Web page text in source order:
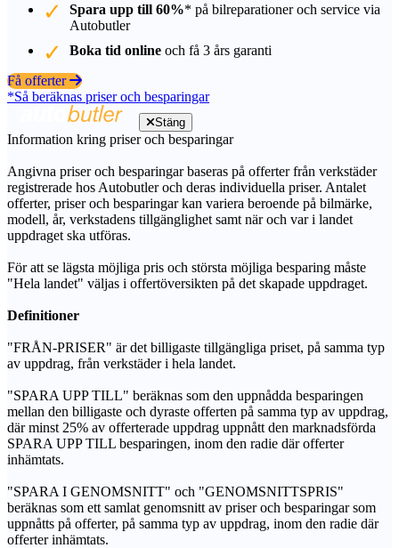
Spara upp till 60%* på bilreparationer och service via
Autobutler
Boka tid online och få 3 års garanti
Få offerter
*Så beräknas priser och besparingar
Stäng
Information kring priser och besparingar
Angivna priser och besparingar baseras på offerter från verkstäder
registrerade hos Autobutler och deras individuella priser. Antalet
offerter, priser och besparingar kan variera beroende på bilmärke,
modell, år, verkstadens tillgänglighet samt när och var i landet
uppdraget ska utföras.
För att se lägsta möjliga pris och största möjliga besparing måste
"Hela landet" väljas i offertöversikten på det skapade uppdraget.
Definitioner
"FRÅN-PRISER" är det billigaste tillgängliga priset, på samma typ
av uppdrag, från verkstäder i hela landet.
"SPARA UPP TILL" beräknas som den uppnådda besparingen
mellan den billigaste och dyraste offerten på samma typ av uppdrag,
där minst 25% av offerterade uppdrag uppnått den marknadsförda
SPARA UPP TILL besparingen, inom den radie där offerter
inhämtats.
"SPARA I GENOMSNITT" och "GENOMSNITTSPRIS"
beräknas som ett samlat genomsnitt av priser och besparingar som
uppnåtts på offerter, på samma typ av uppdrag, inom den radie där
offerter inhämtats.